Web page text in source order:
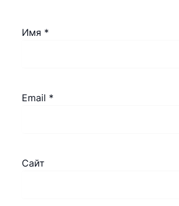
Имя *
Email *
Сайт